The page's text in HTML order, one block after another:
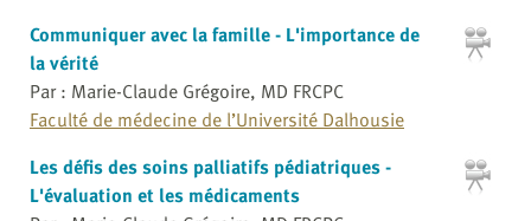
Communiquer avec la famille - L'importance de
la vérité
Par : Marie-Claude Grégoire, MD FRCPC
Faculté de médecine de l’Université Dalhousie
Les défis des soins palliatifs pédiatriques -
L'évaluation et les médicaments